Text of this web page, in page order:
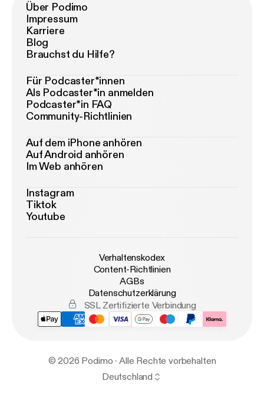
Über Podimo
Impressum
Karriere
Blog
Brauchst du Hilfe?
Für Podcaster*innen
Als Podcaster*in anmelden
Podcaster*in FAQ
Community-Richtlinien
Auf dem iPhone anhören
Auf Android anhören
Im Web anhören
Instagram
Tiktok
Youtube
Verhaltenskodex
Content-Richtlinien
AGBs
Datenschutzerklärung
SSL Zertifizierte Verbindung
© 2026 Podimo · Alle Rechte vorbehalten
Deutschland